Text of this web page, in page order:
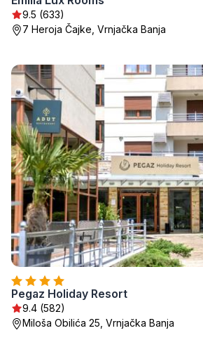
9.5 (633)
7 Heroja Čajke, Vrnjačka Banja
Pegaz Holiday Resort
9.4 (582)
Miloša Obilića 25, Vrnjačka Banja